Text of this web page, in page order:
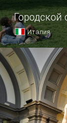
Городской
Италия
Самый
Европы был
по велению
управлявших